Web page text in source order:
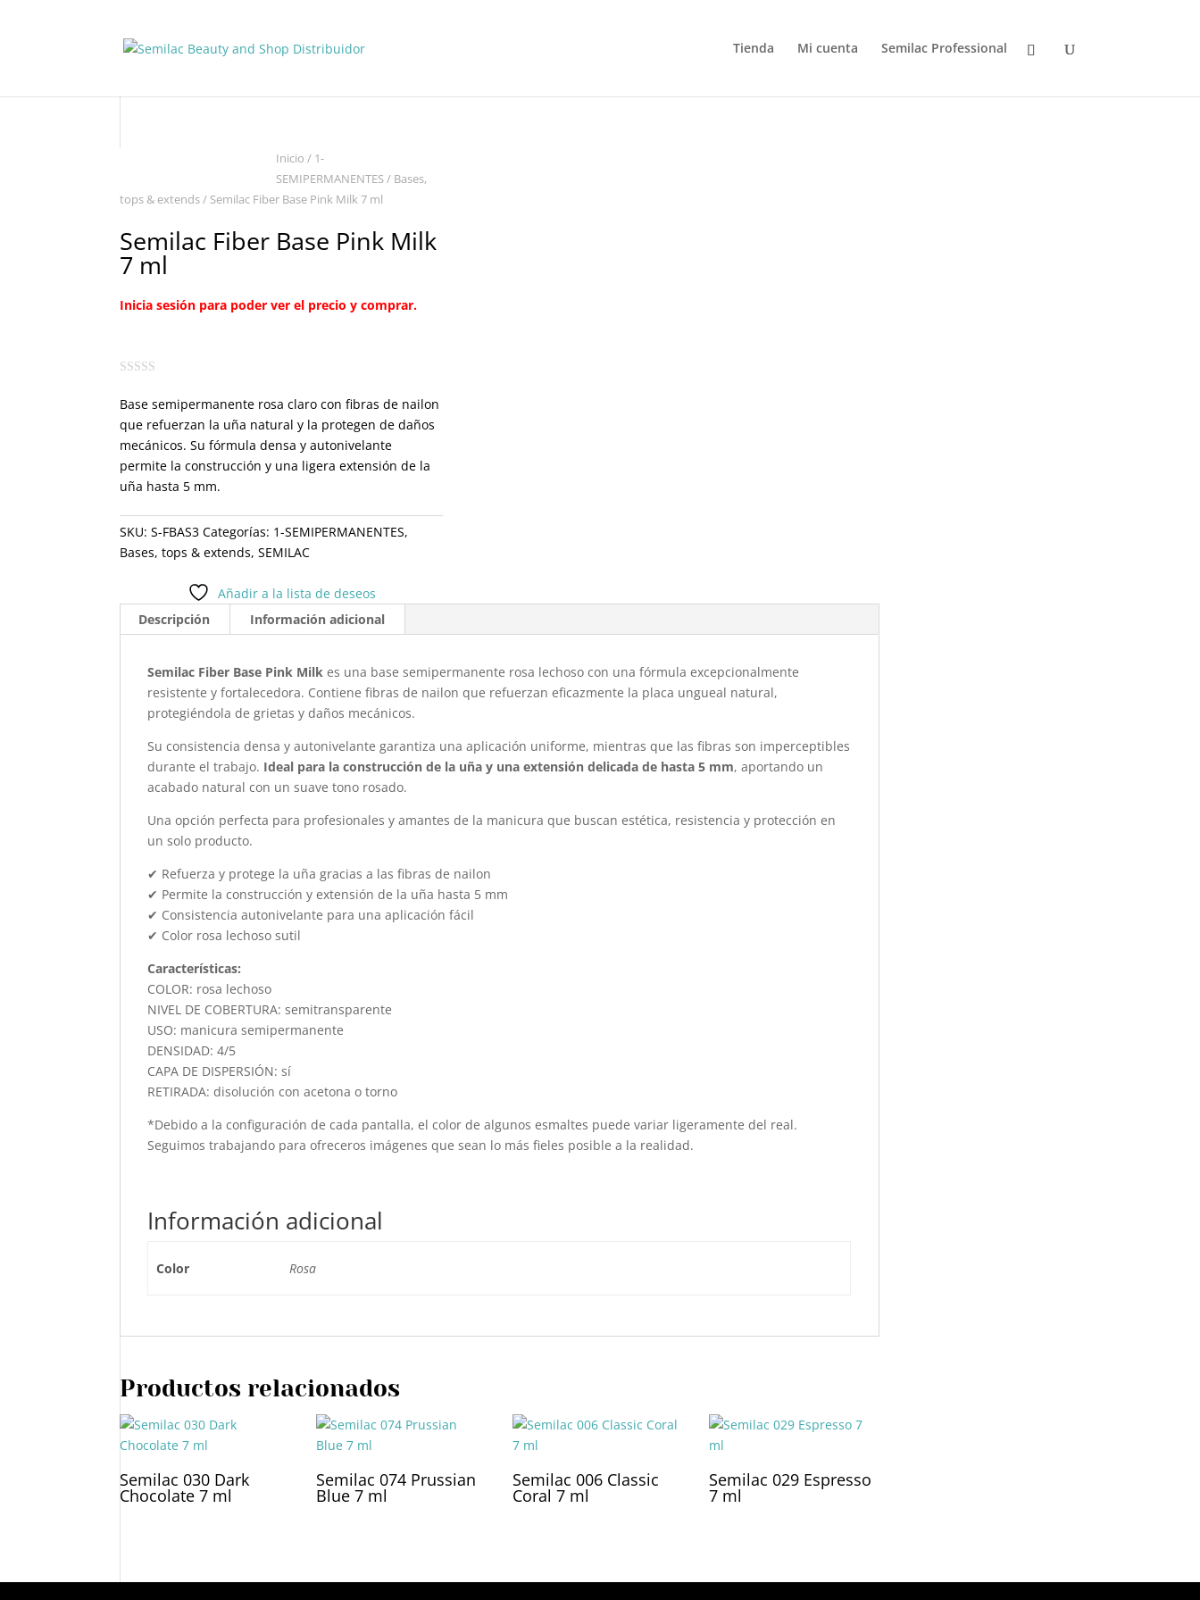
Tienda Mi cuenta Semilac Professional
Inicio / 1-
SEMIPERMANENTES/ Bases,
tops & extends/ Semilac Fiber Base Pink Milk 7 ml
Semilac Fiber Base Pink Milk
7 ml
Inicia sesión para poder ver el precio y comprar.
Base semipermanente rosa claro con fibras de nailon
que refuerzan la uña natural y la protegen de daños
mecánicos. Su fórmula densa y autonivelante
permite la construcción y una ligera extensión de la
uña hasta 5 mm.
SKU:S-FBAS3 Categorías: 1-SEMIPERMANENTES,
Bases, tops & extends,SEMILAC
Añadir a la lista de deseos
Descripción
Información adicional
Semilac Fiber Base Pink Milk es una base semipermanente rosa lechoso con una fórmula excepcionalmente
resistente y fortalecedora. Contiene fibras de nailon que refuerzan eficazmente la placa ungueal natural,
protegiéndola de grietas y daños mecánicos.
Su consistencia densa y autonivelante garantiza una aplicación uniforme, mientras que las fibras son imperceptibles
durante el trabajo. Ideal para la construcción de la uña y una extensión delicada de hasta 5 mm, aportando un
acabado natural con un suave tono rosado.
Una opción perfecta para profesionales y amantes de la manicura que buscan estética, resistencia y protección en
un solo producto.
✔ Refuerza y protege la uña gracias a las fibras de nailon
✔ Permite la construcción y extensión de la uña hasta 5 mm
✔ Consistencia autonivelante para una aplicación fácil
✔ Color rosa lechoso sutil
Características:
COLOR: rosa lechoso
NIVEL DE COBERTURA: semitransparente
USO: manicura semipermanente
DENSIDAD: 4/5
CAPA DE DISPERSIÓN: sí
RETIRADA: disolución con acetona o torno
*Debido a la configuración de cada pantalla, el color de algunos esmaltes puede variar ligeramente del real.
Seguimos trabajando para ofreceros imágenes que sean lo más fieles posible a la realidad.
Información adicional
Color Rosa
Productos relacionados
Semilac 030 Dark
Chocolate 7 ml
Semilac 074 Prussian
Blue 7 ml
Semilac 006 Classic
Coral 7 ml
Semilac 029 Espresso
7 ml